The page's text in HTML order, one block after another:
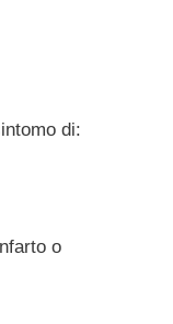
di:
o